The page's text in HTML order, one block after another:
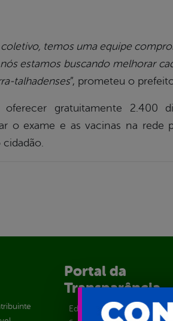
temos uma equipe
estamos buscando melhorar
talhadenses”, prometeu o
oferecer gratuitamente 2.400
o exame e as vacinas na rede
Portal da
Transparência
Educação